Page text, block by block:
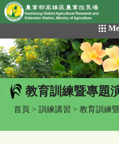
網頁置頂
到
主
要
內
容
區
::: 教育訓練暨專題
首頁 > 訓練講習 > 教育訓練